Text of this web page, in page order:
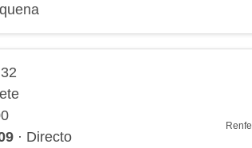
· Directo
Renfe